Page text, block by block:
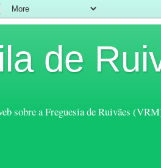
de
sobre a Freguesia de Ruivães